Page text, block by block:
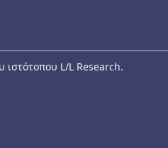
ιστότοπου L/L Research.